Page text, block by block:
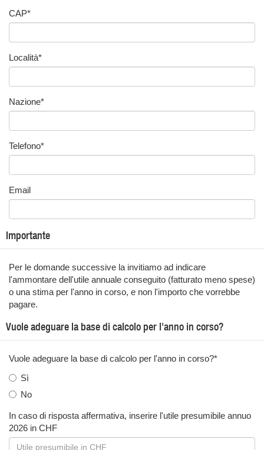
CAP*
Località*
Nazione*
Telefono*
Email
Importante
Per le domande successive la invitiamo ad indicare
l'ammontare dell'utile annuale conseguito (fatturato meno spese)
o una stima per l'anno in corso, e non l'importo che vorrebbe
pagare.
Vuole adeguare la base di calcolo per l'anno in corso?
Vuole adeguare la base di calcolo per l'anno in corso?*
Sì
No
In caso di risposta affermativa, inserire l'utile presumibile annuo
2026 in CHF